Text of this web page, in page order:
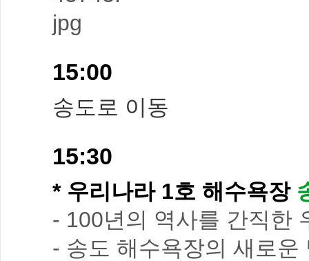
15:00
송도로 이동
15:30
* 우리나라 1호 해수욕장
- 100년의 역사를 간직한
- 송도 해수욕장의 새로